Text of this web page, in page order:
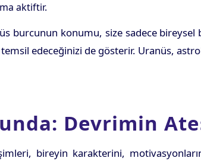
aktiftir.
burcunun konumu, size sadece
edeceğinizi de gösterir. Uranüs,
Devrimin
bireyin karakterini,